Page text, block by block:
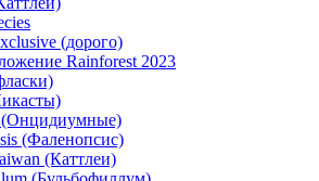
(дорого)
Rainforest 2023
(Онцидиумные)
(Фаленопсис)
(Каттлеи)